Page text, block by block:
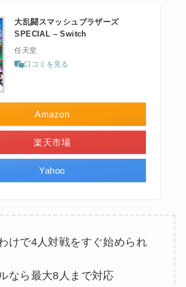
大乱闘スマッシュブラザーズ
SPECIAL – Switch
任天堂
口コミを見る
Amazon
楽天市場
Yahoo
けで4人対戦をすぐ始められ
なら最大8人まで対応